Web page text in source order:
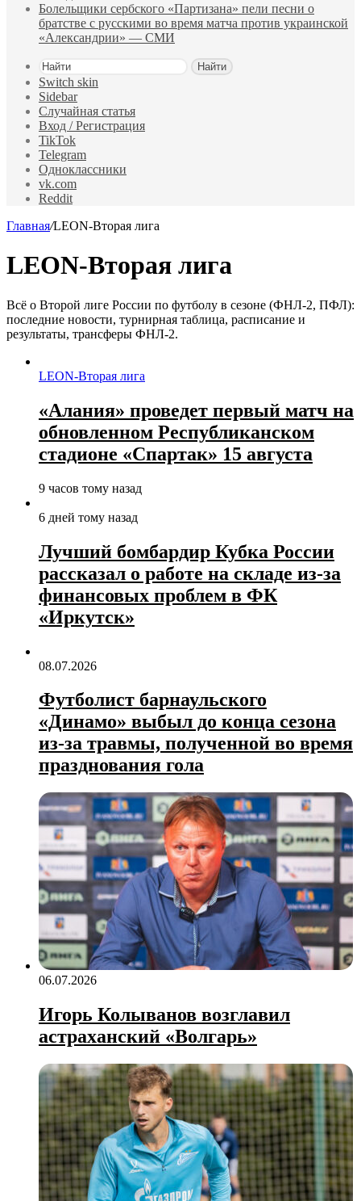
Болельщики сербского «Партизана» пели песни о
братстве с русскими во время матча против украинской
«Александрии» — СМИ
Найти
Switch skin
Sidebar
Случайная статья
Вход / Регистрация
TikTok
Telegram
Одноклассники
vk.com
Reddit
Главная/LEON-Вторая лига
LEON-Вторая лига
Всё о Второй лиге России по футболу в сезоне (ФНЛ-2, ПФЛ):
последние новости, турнирная таблица, расписание и
результаты, трансферы ФНЛ-2.
LEON-Вторая лига
«Алания» проведет первый матч на
обновленном Республиканском
стадионе «Спартак» 15 августа
9 часов тому назад
6 дней тому назад
Лучший бомбардир Кубка России
рассказал о работе на складе из‑за
финансовых проблем в ФК
«Иркутск»
08.07.2026
Футболист барнаульского
«Динамо» выбыл до конца сезона
из‑за травмы, полученной во время
празднования гола
06.07.2026
Игорь Колыванов возглавил
астраханский «Волгарь»